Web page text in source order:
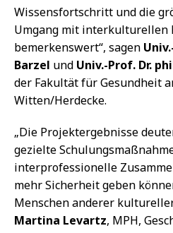
Wissensfortschritt und die
Umgang mit interkulturellen
bemerkenswert“, sagen
Barzel und Univ.-Prof. Dr.
der Fakultät für Gesundheit
Witten/Herdecke.
„Die Projektergebnisse
gezielte
interprofessionelle
mehr Sicherheit geben
Menschen anderer
Martina Levartz, MPH,